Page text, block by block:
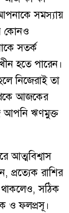
সমস্যায়
কোনও
সতর্ক
হতে পারেন।
নিজেরাই তা
আজকের
আপনি ঋণমুক্ত
আত্মবিশ্বাস
প্রত্যেক রাশির
সঠিক
ও ফলপ্রসূ।